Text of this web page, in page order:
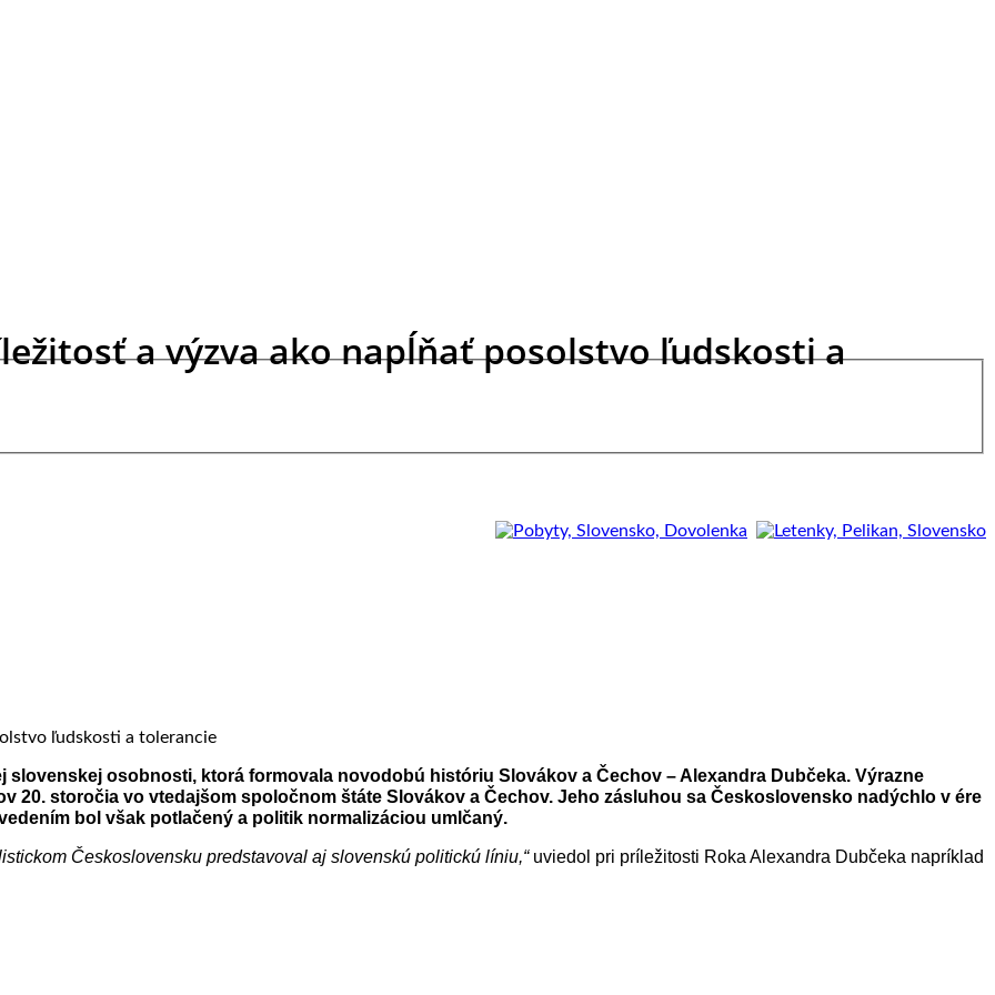
a výzva ako napĺňať posolstvo ľudskosti a
slovenskej osobnosti, ktorá formovala novodobú históriu Slovákov a Čechov – Alexandra Dubčeka. Výrazne
20. storočia vo vtedajšom spoločnom štáte Slovákov a Čechov. Jeho zásluhou sa Československo nadýchlo v ére
bol však potlačený a politik normalizáciou umlčaný.
Československu predstavoval aj slovenskú politickú líniu,“uviedol pri príležitosti Roka Alexandra Dubčeka napríklad